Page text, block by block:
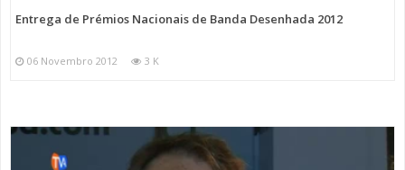
Entrega de Prémios Nacionais de Banda Desenhada 2012
06 Novembro 2012 3 K